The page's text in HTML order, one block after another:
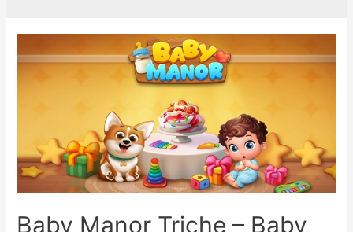
Baby Manor Triche – Baby